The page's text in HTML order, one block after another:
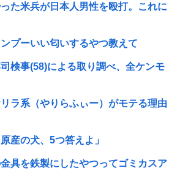
った米兵が日本人男性を殴打。これに
プーいい匂いするやつ教えて
司検事(58)による取り調べ、全ケンモ
リラ系（やりらふぃー）がモテる理由
産の犬、5つ答えよ」
具を鉄製にしたやつってゴミカスア